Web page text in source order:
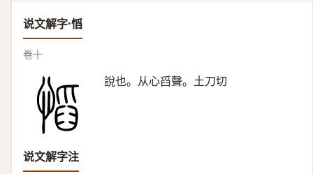
说文解字·慆
卷十
說也。从心舀聲。土刀切
说文解字注